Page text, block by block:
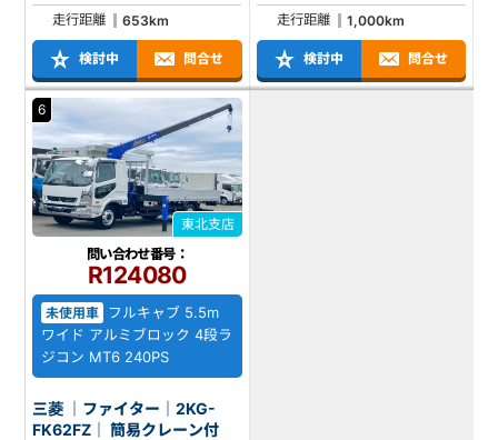
走行距離
653km
検討中 問合せ
走行距離
1,000km
検討中 問合せ
6
東北支店
問い合わせ番号：
R124080
未使用車
フルキャブ 5.5m
ワイド アルミブロック 4段ラ
ジコン MT6 240PS
三菱 ｜ファイター｜2KG-
FK62FZ｜ 簡易クレーン付